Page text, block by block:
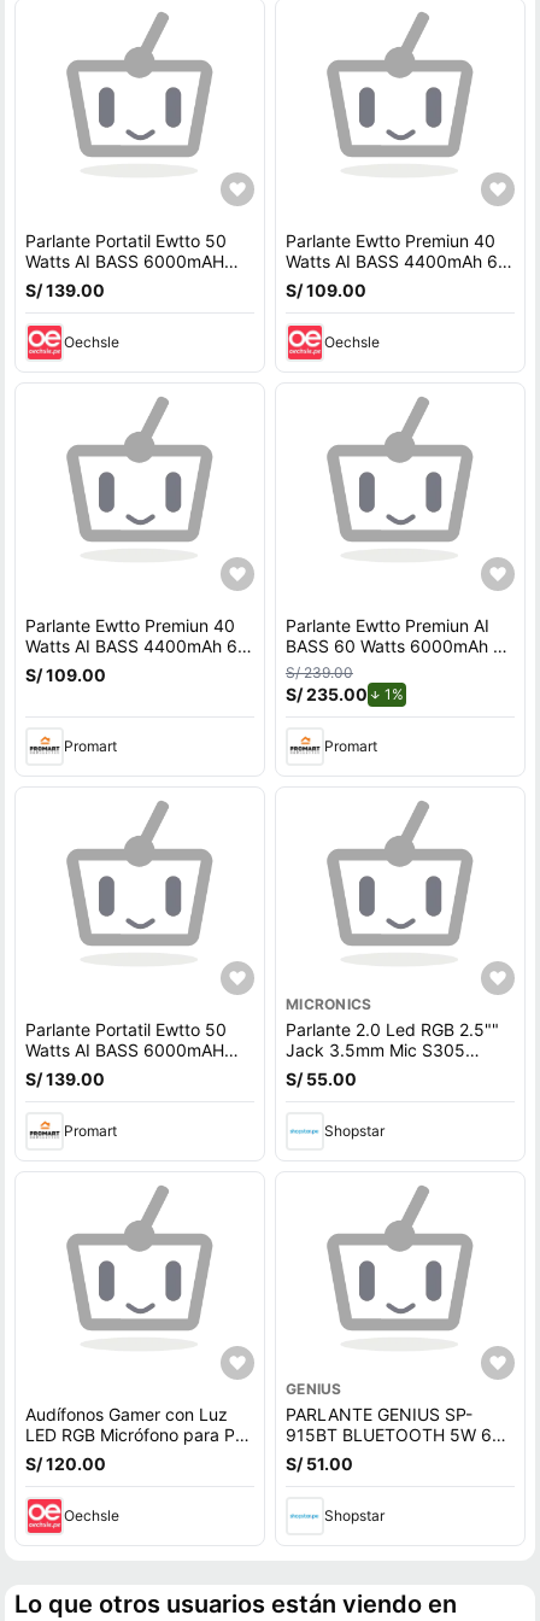
Parlante Portatil Ewtto 50
Watts AI BASS 6000mAH
IPX5 8-10 Horas AC EW-
P129BC - 12 meses de
Garantía
S/ 139.00
Oechsle
Parlante Ewtto Premiun 40
Watts AI BASS 4400mAh 6 -
8 Horas EQ - AC EW-P126BC
- 12 meses de Garantía
S/ 109.00
Oechsle
Parlante Ewtto Premiun 40
Watts AI BASS 4400mAh 6 -
8 Horas EQ - AC EW-P126BC
- 12 meses de Garantía
S/ 109.00
Promart
Parlante Ewtto Premiun AI
BASS 60 Watts 6000mAh 6
- 8 Horas IPX5 AC EW-
P454BC - 12 meses de
Garantía
S/ 239.00
S/ 235.00 1%de descuento.
Promart
Parlante Portatil Ewtto 50
Watts AI BASS 6000mAH
IPX5 8-10 Horas AC EW-
P129BC - 12 meses de
S/ 139.00
Promart
MICRONICS
Parlante 2.0 Led RGB 2.5""
Jack 3.5mm Mic S305
Luxor Micronics
S/ 55.00
Shopstar
Audífonos Gamer con Luz
LED RGB Micrófono para PC
PS4 Laptop
S/ 120.00
Oechsle
GENIUS
PARLANTE GENIUS SP-
915BT BLUETOOTH 5W 6H
MIC AI COPILOT RGB
BLACK/GREY
S/ 51.00
Shopstar
Lo que otros usuarios están viendo en